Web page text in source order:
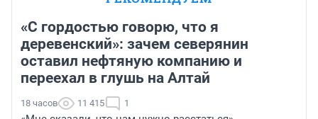
«С гордостью говорю, что я
деревенский»: зачем северянин
оставил нефтяную компанию и
переехал в глушь на Алтай
18 часов 11 415 1